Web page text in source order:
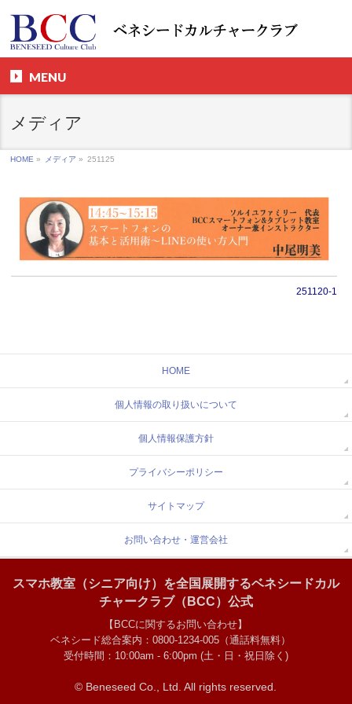
MENU
メディア
HOME » メディア » 251125
251120-1
HOME
個人情報の取り扱いについて
個人情報保護方針
プライバシーポリシー
サイトマップ
お問い合わせ・運営会社
スマホ教室（シニア向け）を全国展開するベネシードカル
チャークラブ（BCC）公式
【BCCに関するお問い合わせ】
ベネシード総合案内：0800-1234-005（通話料無料）
受付時間：10:00am - 6:00pm (土・日・祝日除く)
© Beneseed Co., Ltd. All rights reserved.